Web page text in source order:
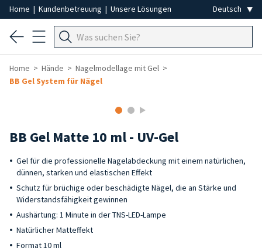
Home | Kundenbetreuung | Unsere Lösungen
Home Hände
Nagelmodellage mit Gel
BB Gel System für Nägel
BB Gel Matte 10 ml - UV-Gel
Gel für die professionelle Nagelabdeckung mit einem natürlichen,
dünnen, starken und elastischen Effekt
Schutz für brüchige oder beschädigte Nägel, die an Stärke und
Widerstandsfähigkeit gewinnen
Aushärtung: 1 Minute in der TNS-LED-Lampe
Natürlicher Matteffekt
Format 10 ml